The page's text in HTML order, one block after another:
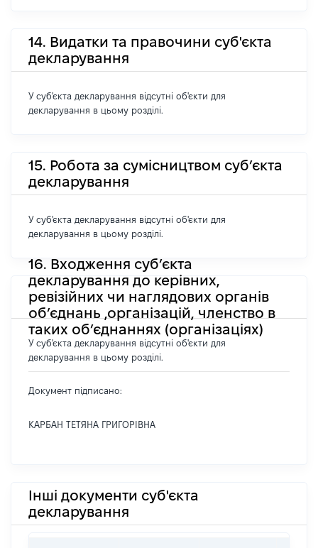
14. Видатки та правочини суб'єкта
декларування
У суб'єкта декларування відсутні об'єкти для
декларування в цьому розділі.
15. Робота за сумісництвом суб’єкта
декларування
У суб'єкта декларування відсутні об'єкти для
декларування в цьому розділі.
16. Входження суб’єкта
декларування до керівних,
ревізійних чи наглядових органів
об’єднань ,організацій, членство в
таких об’єднаннях (організаціях)
У суб'єкта декларування відсутні об'єкти для
декларування в цьому розділі.
Документ підписано:
КАРБАН ТЕТЯНА ГРИГОРІВНА
Інші документи суб'єкта
декларування